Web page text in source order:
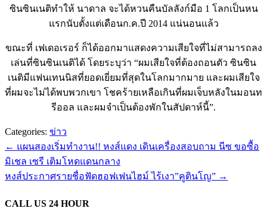
ซินซินเนติทำให้ นาดาล จะได้หวนคืนบัลลังก์มือ 1 โลกเป็นหน
แรกนับตั้งแต่เดือนก.ค.ปี 2014 แน่นอนแล้ว
ขณะที่ เฟเดอเรอร์ ก็ได้ออกมาแสดงความเสียใจที่ไม่สามารถลง
เล่นที่ซินซินเนติได้ โดยระบุว่า “ผมเสียใจที่ต้องถอนตัว ซินซิน
เนติมีแฟนเทนนิสที่ยอดเยี่ยมที่สุดในโลกมากมาย และผมเสียใจ
ที่ผมจะไม่ได้พบพวกเขา โชคร้ายเหลือเกินที่ผมเจ็บหลังในมอนท
รีออล และผมจำเป็นต้องพักในสัปดาห์นี้”.
Categories: ข่าว
← แผนสองเริ่มทำงาน!! หงส์แดง เดินเครื่องสอบถาม นีซ ขอซื้อ
มิเชล เซรี เติมโหดแดนกลาง
หงส์ประกาศรายชื่อฟัดฮอฟเฟนไฮม์ ไร้เงา”คูตินโญ” →
CALL US 24 HOUR